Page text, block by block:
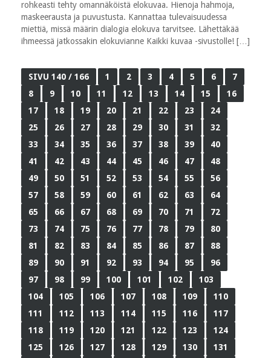
rohkeasti tehty omannäköistä elokuvaa. Hienoja hahmoja,
maskeerausta ja puvustusta. Kannattaa tulevaisuudessa
miettiä, missä määrin dialogia elokuva tarvitsee. Lähettäkää
ihmeessä jatkossakin elokuvianne Kaikki kuvaa -sivustolle! […]
SIVU 140 / 166 1 2 3 4 5 6
7
8
9 10 11 12 13 14 15
16
17
18 19 20 21 22 23
24
25
26 27 28 29 30 31
32
33
34 35 36 37 38 39
40
41
42 43 44 45 46 47
48
49
50 51 52 53 54 55
56
57
58 59 60 61 62 63
64
65
66 67 68 69 70 71
72
73
74 75 76 77 78 79
80
81
82 83 84 85 86 87
88
89
90 91 92 93 94 95
96
97
98 99 100 101 102
103
104
105 106 107 108 109
110
111
112 113 114 115 116
117
118
119 120 121 122 123
124
125
126 127 128 129 130
131